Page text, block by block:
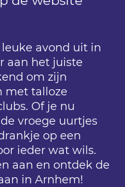
avond uit in
aan het juiste
om zijn
met talloze
Of je nu
vroege uurtjes
op een
ieder wat wils.
aan en ontdek de
in Arnhem!